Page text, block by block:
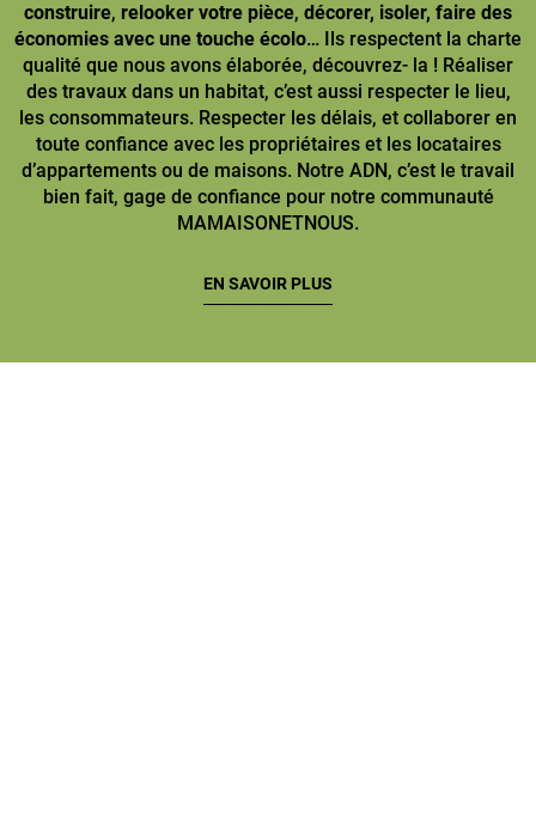
construire, relooker votre pièce, décorer, isoler, faire des
économies avec une touche écolo… Ils respectent la charte
qualité que nous avons élaborée, découvrez- la ! Réaliser
des travaux dans un habitat, c’est aussi respecter le lieu,
les consommateurs. Respecter les délais, et collaborer en
toute confiance avec les propriétaires et les locataires
d’appartements ou de maisons. Notre ADN, c’est le travail
bien fait, gage de confiance pour notre communauté
MAMAISONETNOUS.
EN SAVOIR PLUS